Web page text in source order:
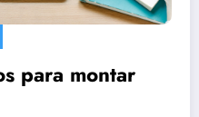
para montar